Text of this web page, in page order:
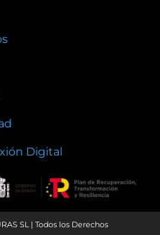
Digital
SL | Todos los Derechos